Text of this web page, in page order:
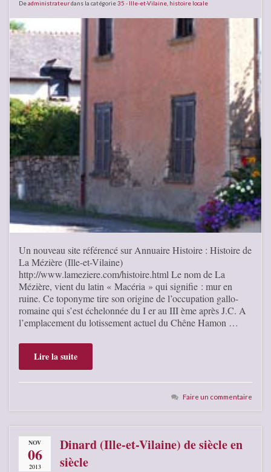
Deadministrateurdans la catégorie35 - Ille-et-Vilaine histoire locale
Un nouveau site référencé sur Annuaire Histoire : Histoire de
La Mézière (Ille-et-Vilaine)
http://www.lameziere.com/histoire.html Le nom de La
Mézière, vient du latin « Macéria » qui signifie : mur en
ruine. Ce toponyme tire son origine de l’occupation gallo-
romaine qui s’est échelonnée du I er au III ème après J.C. A
l’emplacement du lotissement actuel du Chêne Hamon …
Lire la suite
Faire un commentaire
NOV
06
2013
Dinard (Ille-et-Vilaine) de siècle en
siècle